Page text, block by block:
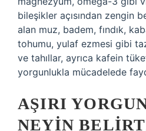
bileşikler açısından zengin
alan muz, badem, fındık,
tohumu, yulaf ezmesi gibi
ve tahıllar, ayrıca kafein
yorgunlukla mücadelede
AŞIRI
NEYIN